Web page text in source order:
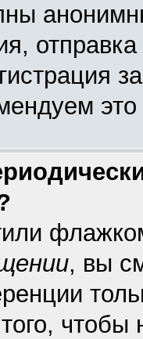
это
, вы
чтобы